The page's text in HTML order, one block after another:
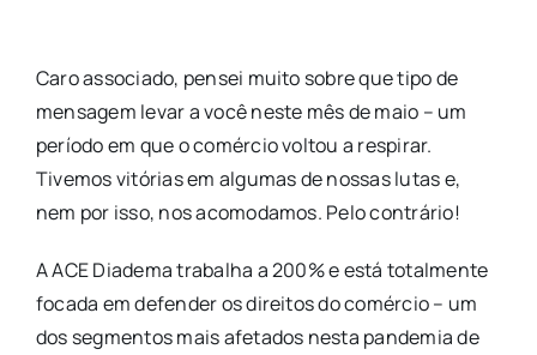
Caro associado, pensei muito sobre que tipo de
mensagem levar a você neste mês de maio – um
período em que o comércio voltou a respirar.
Tivemos vitórias em algumas de nossas lutas e,
nem por isso, nos acomodamos. Pelo contrário!
A ACE Diadema trabalha a 200% e está totalmente
focada em defender os direitos do comércio – um
dos segmentos mais afetados nesta pandemia de